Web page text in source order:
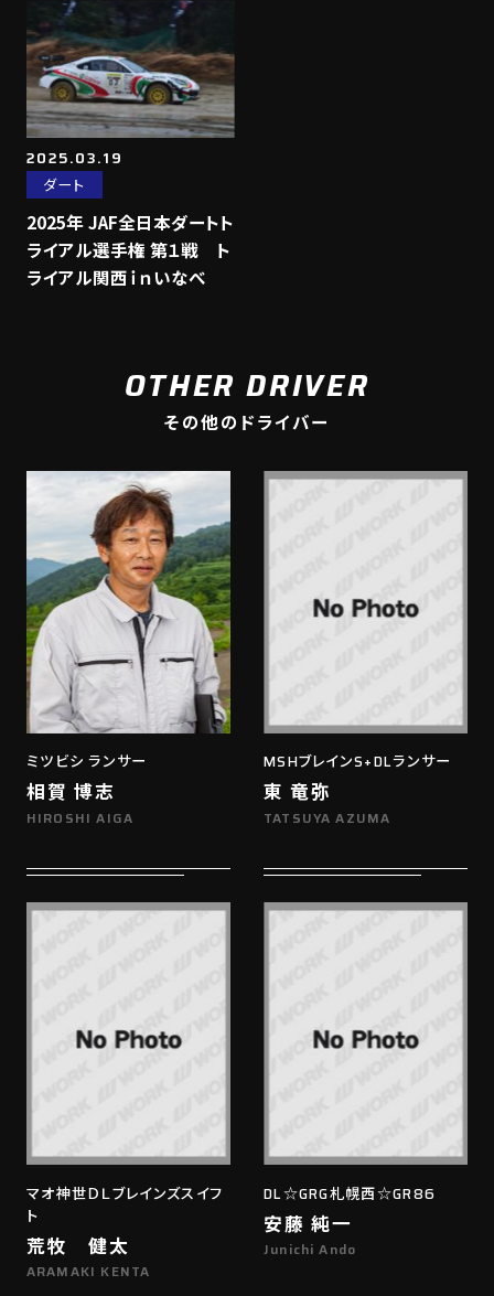
2025.03.19
ダート
2025年 JAF全日本ダートト
ライアル選手権 第１戦 ト
ライアル関西ｉｎいなべ
OTHER DRIVER
その他のドライバー
ミツビシ ランサー
相賀 博志
HIROSHI AIGA
MSHブレインS+DLランサー
東 竜弥
TATSUYA AZUMA
マオ神世ＤＬブレインズスイフ
ト
荒牧 健太
ARAMAKI KENTA
DL☆GRG札幌西☆GR86
安藤 純一
Junichi Ando